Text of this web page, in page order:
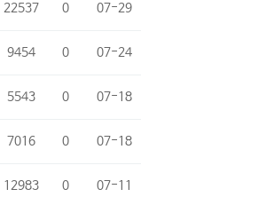
22537 0 07-29
9454 0 07-24
5543 0 07-18
7016 0 07-18
12983 0 07-11